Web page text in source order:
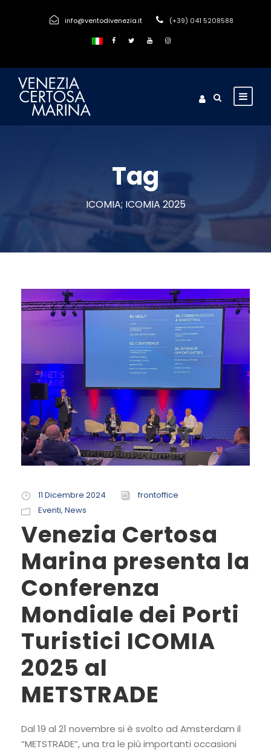
info@ventodivenezia.it (+39) 041 5208588
Tag
ICOMIA; ICOMIA 2025
11 Dicembre 2024
frontoffice
Eventi, News
Venezia Certosa
Marina presenta la
Conferenza
Mondiale dei Porti
Turistici ICOMIA
2025 al
METSTRADE
Dal 19 al 21 novembre si è svolto ad Amsterdam il
“METSTRADE”, una tra le più importanti occasioni